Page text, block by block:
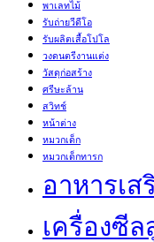
พาเลทไม้
รับถ่ายวีดีโอ
รับผลิตเสื้อโปโล
วงดนตรีงานแต่ง
วัสดุก่อสร้าง
ศรีษะล้าน
สวิทช์
หน้าต่าง
หมวกเด็ก
หมวกเด็กทารก
อาหารเส
เครื่องซี